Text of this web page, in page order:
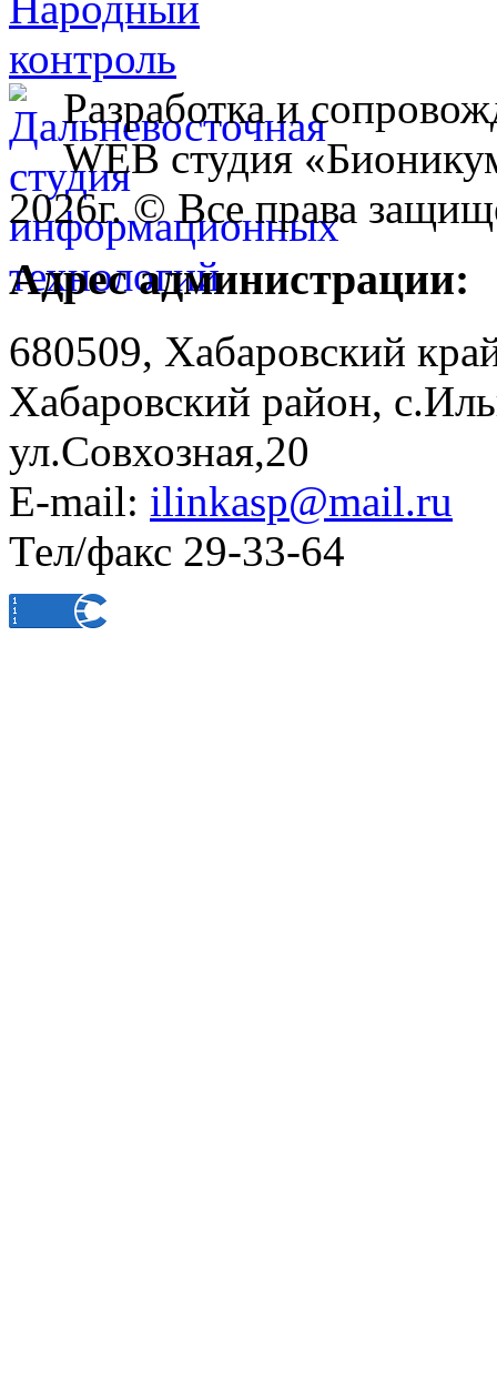
Разработка и
WEB студия
2026г. © Все права
Адрес администрации:
680509, Хабаровский
Хабаровский район,
ул.Совхозная,20
E-mail: ilinkasp@mail.ru
Тел/факс 29-33-64